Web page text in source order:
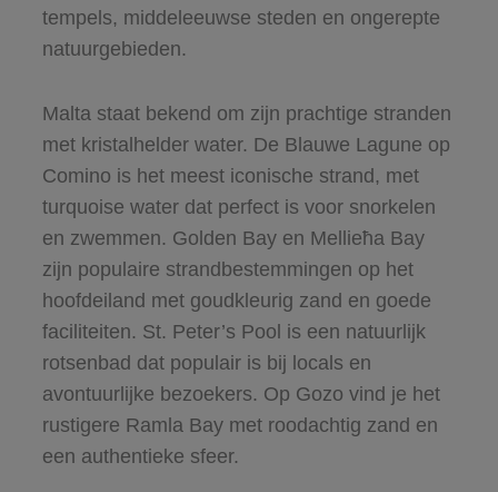
tempels, middeleeuwse steden en ongerepte
natuurgebieden.
Malta staat bekend om zijn prachtige stranden
met kristalhelder water. De Blauwe Lagune op
Comino is het meest iconische strand, met
turquoise water dat perfect is voor snorkelen
en zwemmen. Golden Bay en Mellieħa Bay
zijn populaire strandbestemmingen op het
hoofdeiland met goudkleurig zand en goede
faciliteiten. St. Peter’s Pool is een natuurlijk
rotsenbad dat populair is bij locals en
avontuurlijke bezoekers. Op Gozo vind je het
rustigere Ramla Bay met roodachtig zand en
een authentieke sfeer.